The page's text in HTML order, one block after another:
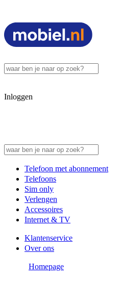
Inloggen
Telefoon met abonnement
Telefoons
Sim only
Verlengen
Accessoires
Internet & TV
Klantenservice
Over ons
Homepage